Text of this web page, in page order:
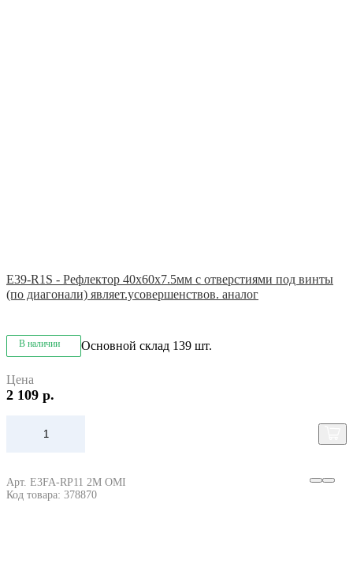
E39-R1S - Рефлектор 40x60x7.5мм с отверстиями под винты
(по диагонали) являет.усовершенствов. аналог
В наличии Основной склад 139 шт.
Цена
2 109 р.
Арт. E3FA-RP11 2M OMI
Код товара: 378870